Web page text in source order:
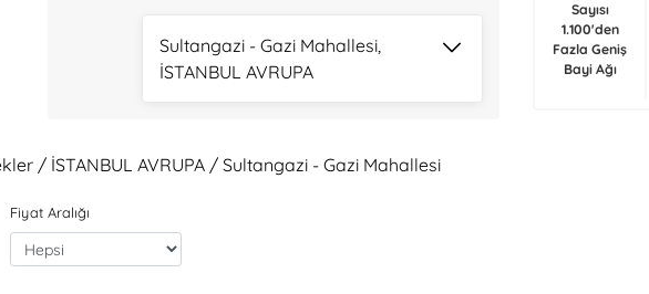
Sultangazi - Gazi Mahallesi,
İSTANBUL AVRUPA
Sayısı
1.100'den
Fazla Geniş
Bayi Ağı
/ İSTANBUL AVRUPA / Sultangazi - Gazi Mahallesi
Fiyat Aralığı